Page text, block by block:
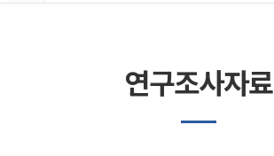
연구조사자료